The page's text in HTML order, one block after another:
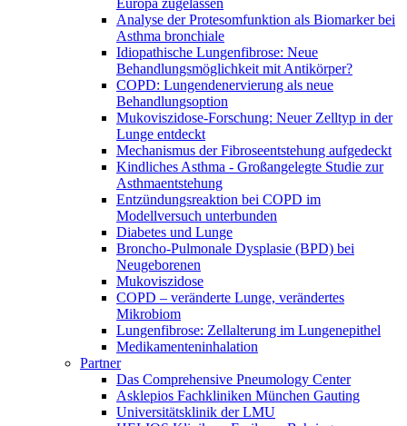
Europa zugelassen
Analyse der Protesomfunktion als Biomarker bei
Asthma bronchiale
Idiopathische Lungenfibrose: Neue
Behandlungsmöglichkeit mit Antikörper?
COPD: Lungendenervierung als neue
Behandlungsoption
Mukoviszidose-Forschung: Neuer Zelltyp in der
Lunge entdeckt
Mechanismus der Fibroseentstehung aufgedeckt
Kindliches Asthma - Großangelegte Studie zur
Asthmaentstehung
Entzündungsreaktion bei COPD im
Modellversuch unterbunden
Diabetes und Lunge
Broncho-Pulmonale Dysplasie (BPD) bei
Neugeborenen
Mukoviszidose
COPD – veränderte Lunge, verändertes
Mikrobiom
Lungenfibrose: Zellalterung im Lungenepithel
Medikamenteninhalation
Partner
Das Comprehensive Pneumology Center
Asklepios Fachkliniken München Gauting
Universitätsklinik der LMU